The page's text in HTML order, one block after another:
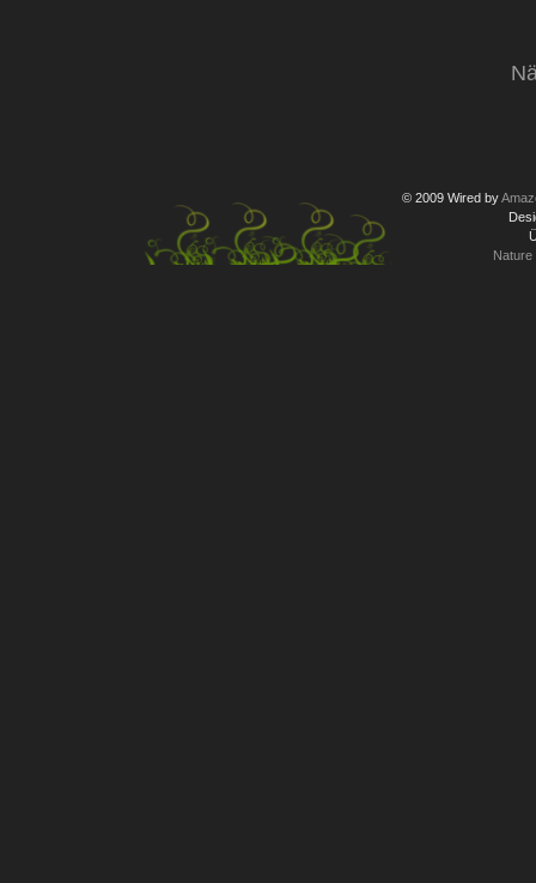
© 2009 Wired by
Nature